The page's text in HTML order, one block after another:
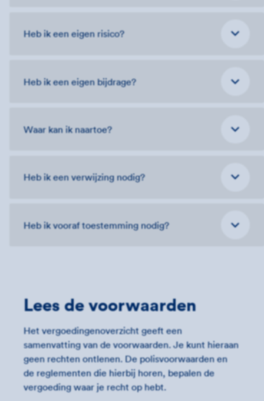
Heb ik een eigen risico?
Heb ik een eigen bijdrage?
Waar kan ik naartoe?
Heb ik een verwijzing nodig?
Heb ik vooraf toestemming nodig?
Lees de voorwaarden
Het vergoedingenoverzicht geeft een
samenvatting van de voorwaarden. Je kunt hieraan
geen rechten ontlenen. De polisvoorwaarden en
de reglementen die hierbij horen, bepalen de
vergoeding waar je recht op hebt.